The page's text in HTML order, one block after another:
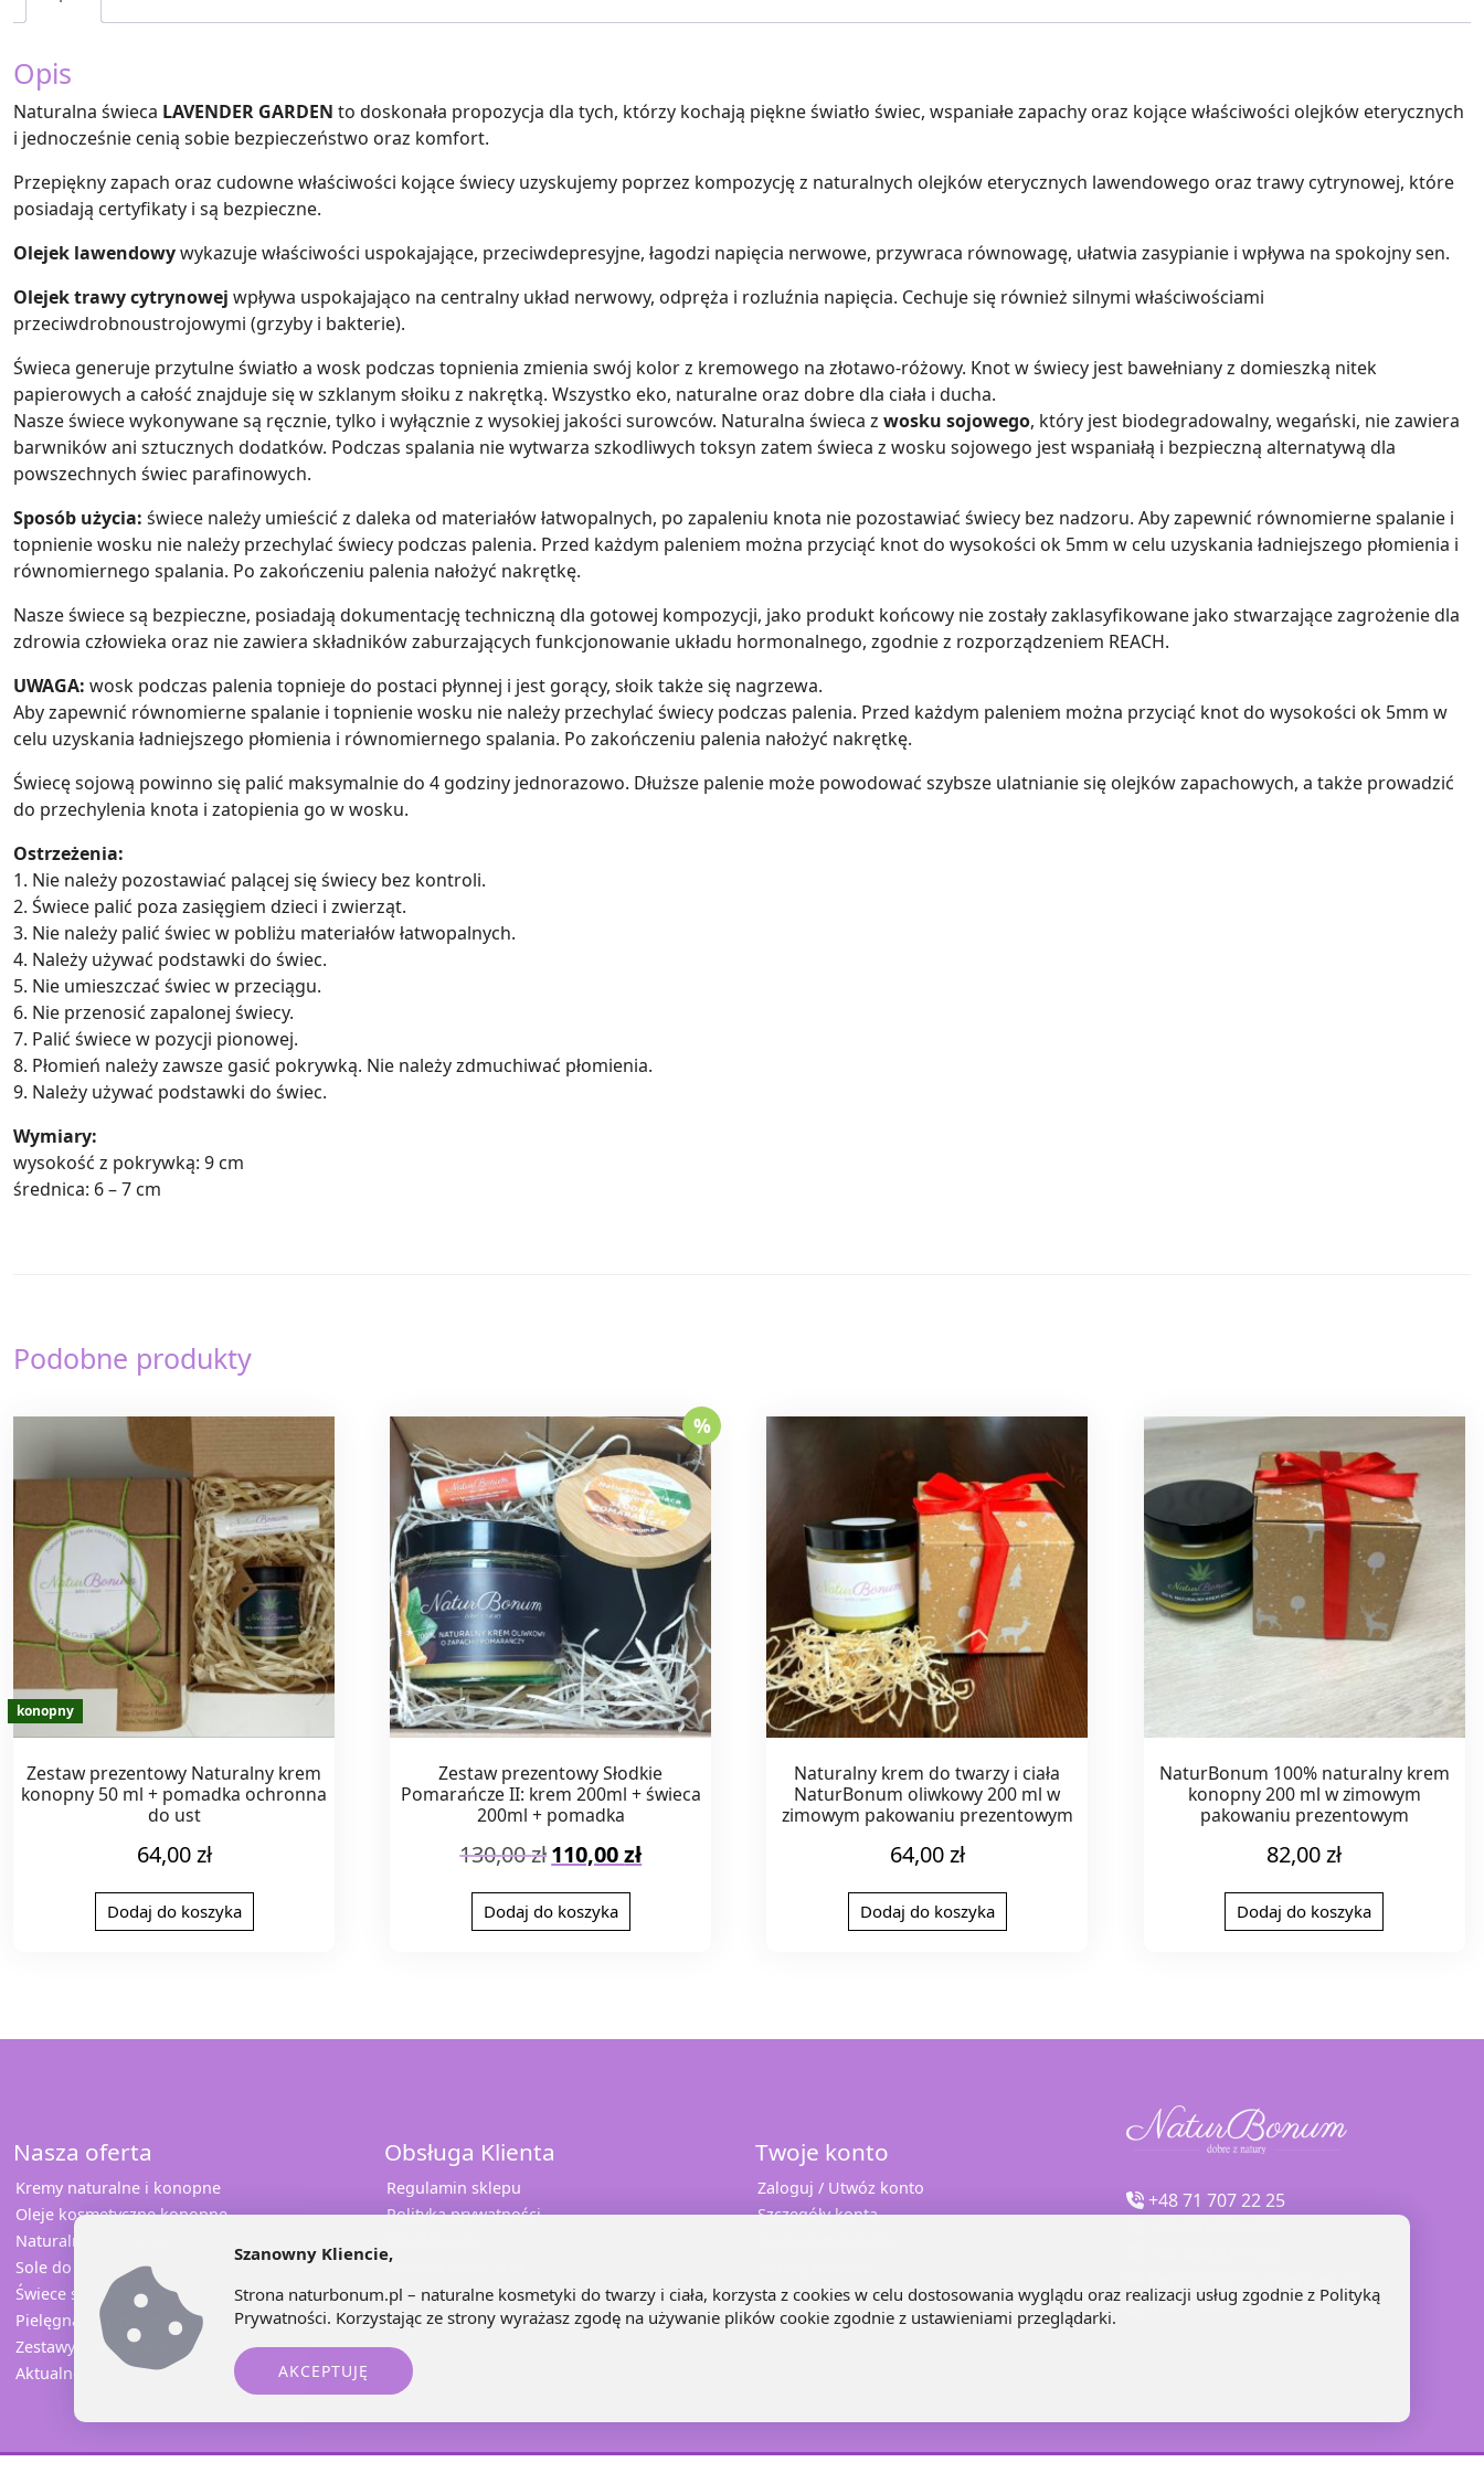
Opis
Naturalna świeca LAVENDER GARDEN to doskonała propozycja dla tych, którzy kochają piękne światło świec, wspaniałe zapachy oraz kojące właściwości olejków eterycznych
i jednocześnie cenią sobie bezpieczeństwo oraz komfort.
Przepiękny zapach oraz cudowne właściwości kojące świecy uzyskujemy poprzez kompozycję z naturalnych olejków eterycznych lawendowego oraz trawy cytrynowej, które
posiadają certyfikaty i są bezpieczne.
Olejek lawendowywykazuje właściwości uspokajające, przeciwdepresyjne, łagodzi napięcia nerwowe, przywraca równowagę, ułatwia zasypianie i wpływa na spokojny sen.
Olejek trawy cytrynowej wpływa uspokajająco na centralny układ nerwowy, odpręża i rozluźnia napięcia. Cechuje się również silnymi właściwościami
przeciwdrobnoustrojowymi (grzyby i bakterie).
Świeca generuje przytulne światło a wosk podczas topnienia zmienia swój kolor z kremowego na złotawo-różowy. Knot w świecy jest bawełniany z domieszką nitek
papierowych a całość znajduje się w szklanym słoiku z nakrętką. Wszystko eko, naturalne oraz dobre dla ciała i ducha.
Nasze świece wykonywane są ręcznie, tylko i wyłącznie z wysokiej jakości surowców. Naturalna świeca z wosku sojowego, który jest biodegradowalny, wegański, nie zawiera
barwników ani sztucznych dodatków. Podczas spalania nie wytwarza szkodliwych toksyn zatem świeca z wosku sojowego jest wspaniałą i bezpieczną alternatywą dla
powszechnych świec parafinowych.
Sposób użycia: świece należy umieścić z daleka od materiałów łatwopalnych, po zapaleniu knota nie pozostawiać świecy bez nadzoru. Aby zapewnić równomierne spalanie i
topnienie wosku nie należy przechylać świecy podczas palenia. Przed każdym paleniem można przyciąć knot do wysokości ok 5mm w celu uzyskania ładniejszego płomienia i
równomiernego spalania. Po zakończeniu palenia nałożyć nakrętkę.
Nasze świece są bezpieczne, posiadają dokumentację techniczną dla gotowej kompozycji, jako produkt końcowy nie zostały zaklasyfikowane jako stwarzające zagrożenie dla
zdrowia człowieka oraz nie zawiera składników zaburzających funkcjonowanie układu hormonalnego, zgodnie z rozporządzeniem REACH.
UWAGA: wosk podczas palenia topnieje do postaci płynnej i jest gorący, słoik także się nagrzewa.
Aby zapewnić równomierne spalanie i topnienie wosku nie należy przechylać świecy podczas palenia. Przed każdym paleniem można przyciąć knot do wysokości ok 5mm w
celu uzyskania ładniejszego płomienia i równomiernego spalania. Po zakończeniu palenia nałożyć nakrętkę.
Świecę sojową powinno się palić maksymalnie do 4 godziny jednorazowo. Dłuższe palenie może powodować szybsze ulatnianie się olejków zapachowych, a także prowadzić
do przechylenia knota i zatopienia go w wosku.
Ostrzeżenia:
1. Nie należy pozostawiać palącej się świecy bez kontroli.
2. Świece palić poza zasięgiem dzieci i zwierząt.
3. Nie należy palić świec w pobliżu materiałów łatwopalnych.
4. Należy używać podstawki do świec.
5. Nie umieszczać świec w przeciągu.
6. Nie przenosić zapalonej świecy.
7. Palić świece w pozycji pionowej.
8. Płomień należy zawsze gasić pokrywką. Nie należy zdmuchiwać płomienia.
9. Należy używać podstawki do świec.
Wymiary:
wysokość z pokrywką: 9 cm
średnica: 6 – 7 cm
Podobne produkty
Zestaw prezentowy Naturalny krem
konopny 50 ml + pomadka ochronna
do ust
64,00zł
Dodaj do koszyka
%
Zestaw prezentowy Słodkie
Pomarańcze II: krem 200ml + świeca
200ml + pomadka
130,00zł Pierwotna
cena
wynosiła:
130,00 zł.
110,00złAktualna
cena
Dodaj do koszyka
Naturalny krem do twarzy i ciała
NaturBonum oliwkowy 200 ml w
zimowym pakowaniu prezentowym
64,00zł
Dodaj do koszyka
NaturBonum 100% naturalny krem
konopny 200 ml w zimowym
pakowaniu prezentowym
82,00zł
Dodaj do koszyka
Nasza oferta
Kremy naturalne i konopne
Oleje kosmetyczne konopne
Naturalna pomadka
Sole do kąpieli
Świece sojowe i konopne
Pielęgnacja jamy ustnej
Zestawy prezentowe
Aktualne promocje
Obsługa Klienta
Regulamin sklepu
Polityka prywatności
Odbierz rabat 10%
Sprawdź opinie
Kontakt
Twoje konto
Zaloguj / Utwóz konto
Szczegóły konta
+48 71 707 22 25
8:00 – 17:30
Szanowny Kliencie,
Strona naturbonum.pl – naturalne kosmetyki do twarzy i ciała, korzysta z cookies w celu dostosowania wyglądu oraz realizacji usług zgodnie z Polityką
Prywatności. Korzystając ze strony wyrażasz zgodę na używanie plików cookie zgodnie z ustawieniami przeglądarki.
AKCEPTUJĘ